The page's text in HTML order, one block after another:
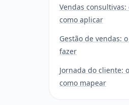
Vendas consultivas:
como aplicar
Gestão de vendas:
fazer
Jornada do cliente:
como mapear